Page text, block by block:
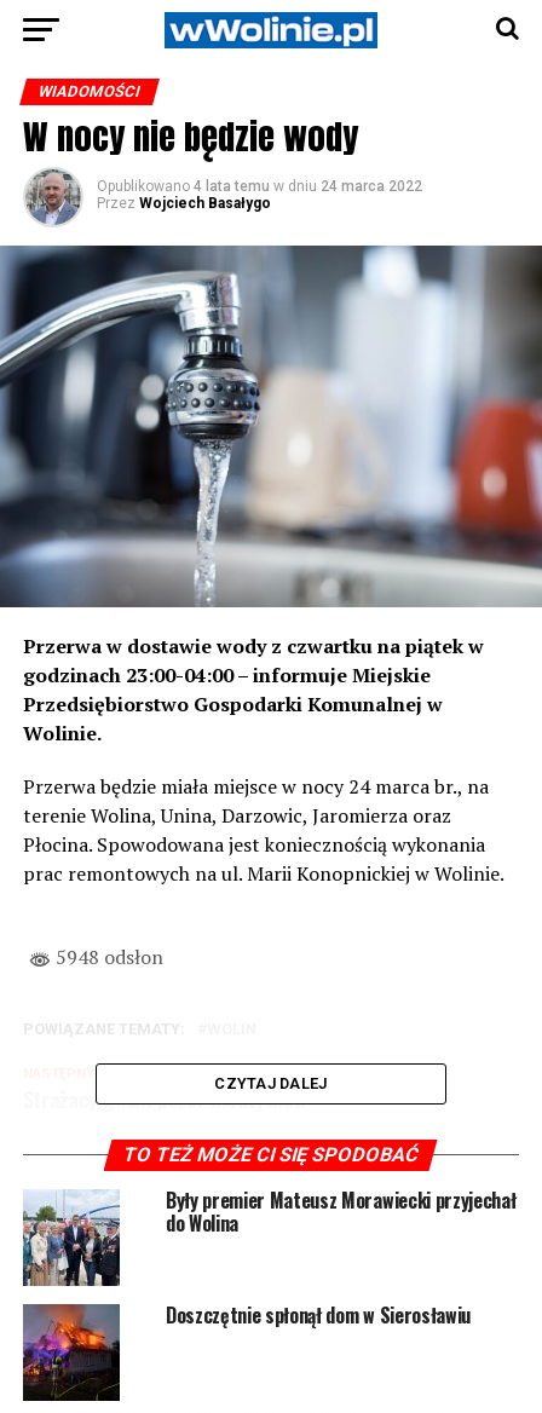
WIADOMOŚCI
W nocy nie będzie wody
Opublikowano 4 lata temu w dniu 24 marca 2022
Przez Wojciech Basałygo
Przerwa w dostawie wody z czwartku na piątek w
godzinach 23:00-04:00 – informuje Miejskie
Przedsiębiorstwo Gospodarki Komunalnej w
Wolinie.
Przerwa będzie miała miejsce w nocy 24 marca br., na
terenie Wolina, Unina, Darzowic, Jaromierza oraz
Płocina. Spowodowana jest koniecznością wykonania
prac remontowych na ul. Marii Konopnickiej w Wolinie.
5948 odsłon
POWIĄZANE TEMATY:
Strażacy gasili pożar nieużytków
NIE PRZEGAP
Potężna maszyna połączyła Wolin z Uznamem i wraca do
Chin
CZYTAJ DALEJ
TO TEŻ MOŻE CI SIĘ SPODOBAĆ
Były premier Mateusz Morawiecki przyjechał
do Wolina
Doszczętnie spłonął dom w Sierosławiu